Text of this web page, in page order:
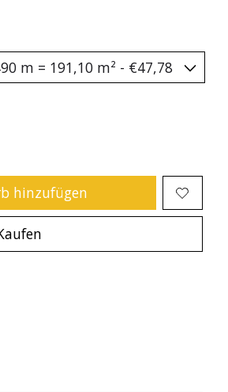
hinzufügen